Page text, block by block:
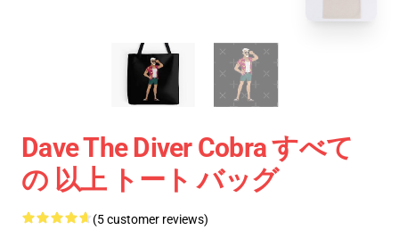
Dave The Diver Cobra すべて
の 以上 トート バッグ
(5 customer reviews)